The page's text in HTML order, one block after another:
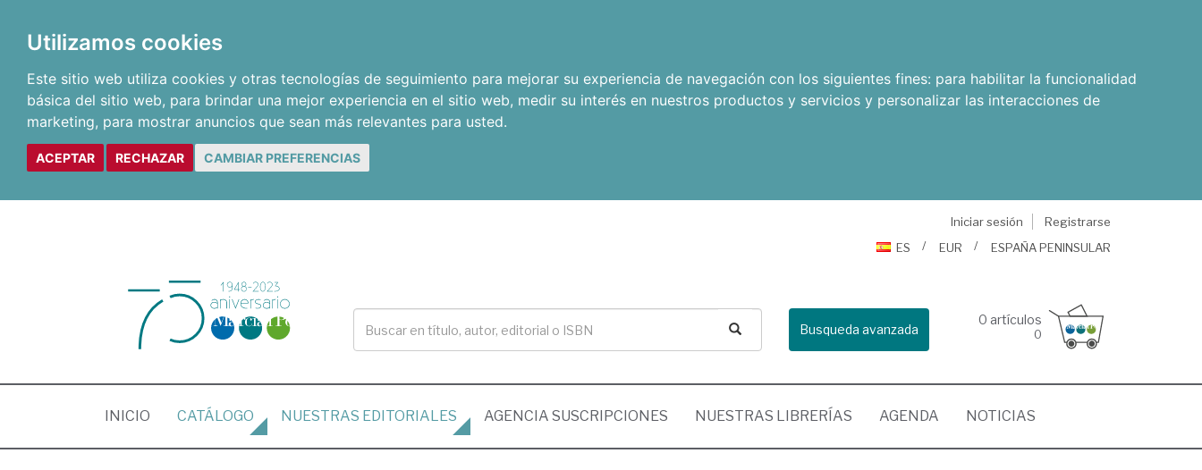
Utilizamos cookies
Este sitio web utiliza cookies y otras tecnologías de seguimiento para mejorar su experiencia de navegación con los siguientes fines: para habilitar la funcionalidad
básica del sitio web, para brindar una mejor experiencia en el sitio web, medir su interés en nuestros productos y servicios y personalizar las interacciones de
marketing, para mostrar anuncios que sean más relevantes para usted.
ACEPTAR RECHAZAR CAMBIAR PREFERENCIAS
Iniciar sesión
Registrarse
ES
EUR ESPAÑA PENINSULAR
Busqueda avanzada
0 artículos
0
INICIO (CURRENT)
CATÁLOGO NUESTRAS EDITORIALES AGENCIA SUSCRIPCIONES NUESTRAS LIBRERÍAS AGENDA NOTICIAS